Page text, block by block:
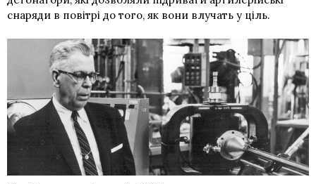
снаряди в повітрі до того, як вони влучать у ціль.